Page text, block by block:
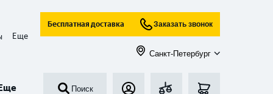
Еще
Бесплатная доставка Заказать звонок
Санкт-Петербург
Поиск